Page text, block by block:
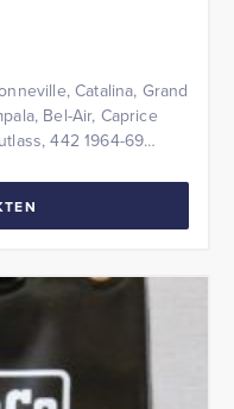
Catalina, Grand
Bel-Air, Caprice
442 1964-69
1971-72 Skylark, GS